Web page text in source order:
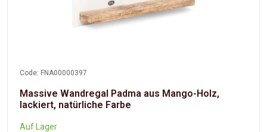
Code: FNA00000397
Massive Wandregal Padma aus Mango-Holz,
lackiert, natürliche Farbe
Auf Lager